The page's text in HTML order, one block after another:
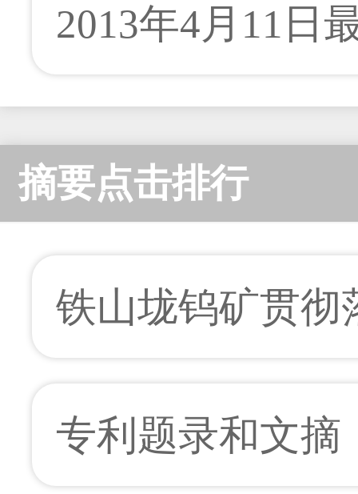
2013年4月11日
摘要点击排行
铁山垅钨矿贯彻
专利题录和文摘